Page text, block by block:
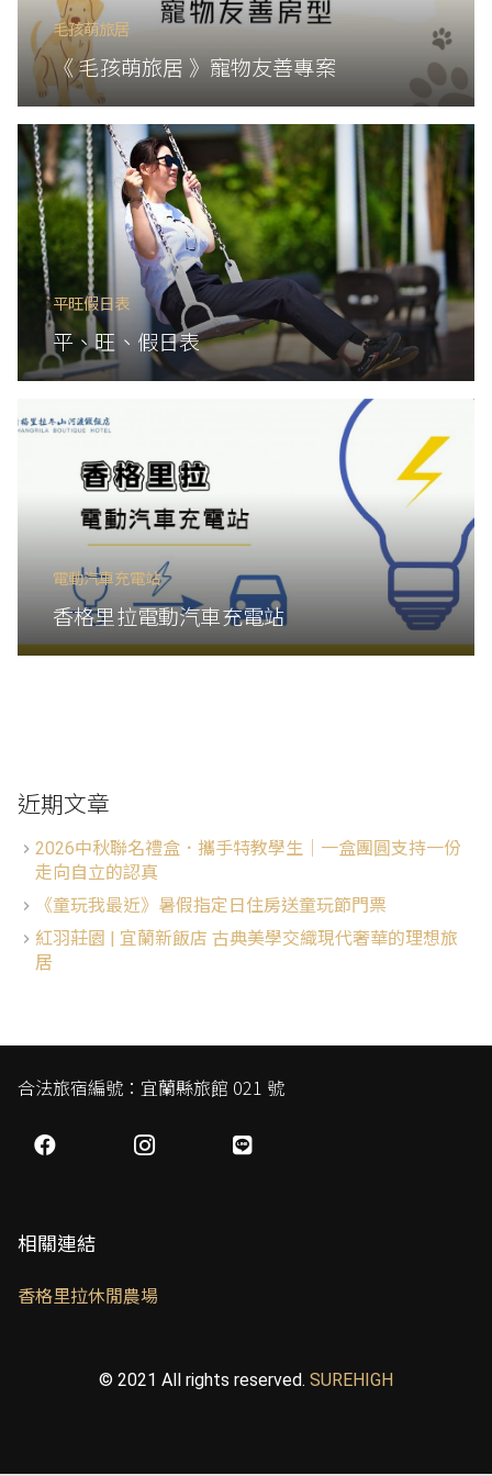
毛孩萌旅居
《 毛孩萌旅居 》寵物友善專案
平旺假日表
平、旺、假日表
電動汽車充電站
香格里拉電動汽車充電站
近期文章
2026中秋聯名禮盒．攜手特教學生│一盒團圓支持一份
走向自立的認真
《童玩我最近》暑假指定日住房送童玩節門票
紅羽莊園 | 宜蘭新飯店 古典美學交織現代奢華的理想旅
居
合法旅宿編號：宜蘭縣旅館 021 號
相關連結
香格里拉休閒農場
© 2021 All rights reserved. SUREHIGH